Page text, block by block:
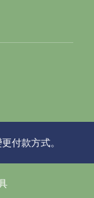
付款方式。